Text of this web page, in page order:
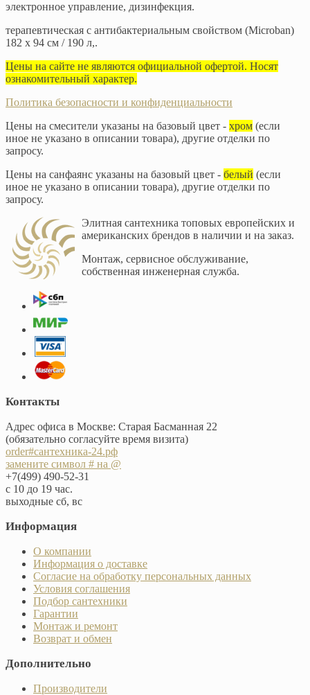
электронное управление, дизинфекция.
терапевтическая с антибактериальным свойством (Microban)
182 x 94 см / 190 л,.
Цены на сайте не являются официальной офертой. Носят
ознакомительный характер.
Политика безопасности и конфиденциальности
Цены на смесители указаны на базовый цвет - хром (если
иное не указано в описании товара), другие отделки по
запросу.
Цены на санфаянс указаны на базовый цвет - белый (если
иное не указано в описании товара), другие отделки по
запросу.
Элитная сантехника топовых европейских и
американских брендов в наличии и на заказ.
Монтаж, сервисное обслуживание,
собственная инженерная служба.
Контакты
Адрес офиса в Москве: Старая Басманная 22
(обязательно согласуйте время визита)
order#сантехника-24.рф
замените символ # на @
+7(499) 490-52-31
с 10 до 19 час.
выходные сб, вс
Информация
О компании
Информация о доставке
Согласие на обработку персональных данных
Условия соглашения
Подбор сантехники
Гарантии
Монтаж и ремонт
Возврат и обмен
Дополнительно
Производители